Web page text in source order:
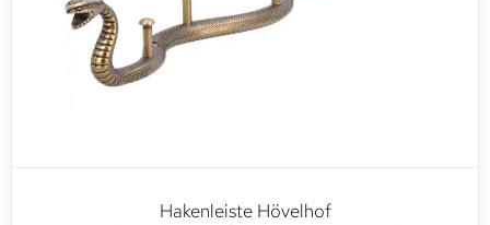
Hakenleiste Hövelhof